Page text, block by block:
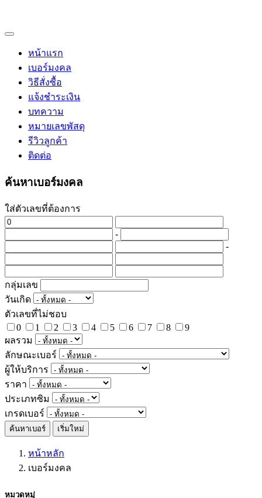
หน้าแรก
เบอร์มงคล
วิธีสั่งซื้อ
แจ้งชำระเงิน
บทความ
หมายเลขพัสดุ
รีวิวลูกค้า
ติดต่อ
ค้นหาเบอร์มงคล
ใส่ตัวเลขที่ต้องการ
-
-
กลุ่มเลข
วันเกิด
ตัวเลขที่ไม่ชอบ
0
1 2 3 4 5 6 7 8
9
ผลรวม
ลักษณะเบอร์
ผู้ให้บริการ
ราคา
ประเภทซิม
เกรดเบอร์
ค้นหาเบอร์ เริ่มใหม่
หน้าหลัก
เบอร์มงคล
หมวดหมู่